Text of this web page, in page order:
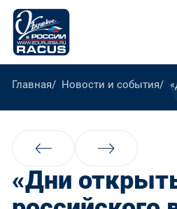
Главная Новости и события
«Дни